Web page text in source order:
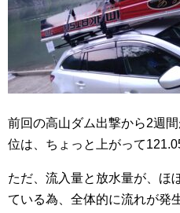
前回の高山ダム出撃から2週
位は、ちょっと上がって
ただ、流入量と放水量が、ほ
ている為、全体的に流れが発